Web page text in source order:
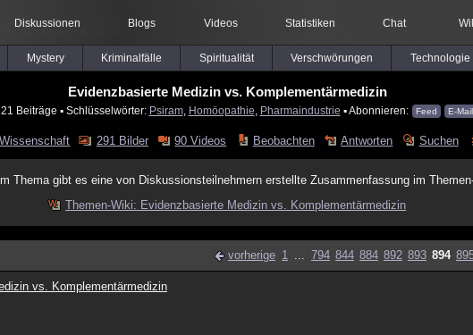
Diskussionen Blogs Videos Statistiken Chat
Mystery Kriminalfälle Spiritualität Verschwörungen Technologie
Evidenzbasierte Medizin vs. Komplementärmedizin
Beiträge ▪ Schlüsselwörter: Psiram, Homöopathie Pharmaindustrie ▪ Abonnieren: Feed E-Mail
291 Bilder 90 Videos Beobachten Antworten Suchen
Thema gibt es eine von Diskussionsteilnehmern erstellte Zusammenfassung im
Themen-Wiki: Evidenzbasierte Medizin vs. Komplementärmedizin
vorherige 1 ... 794 844 884 892 893 894
vs. Komplementärmedizin